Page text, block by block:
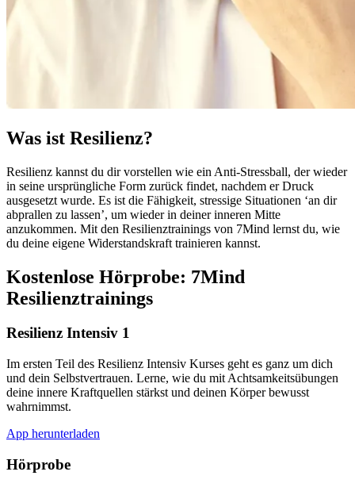
Was ist Resilienz?
Resilienz kannst du dir vorstellen wie ein Anti-Stressball, der wieder
in seine ursprüngliche Form zurück findet, nachdem er Druck
ausgesetzt wurde. Es ist die Fähigkeit, stressige Situationen ‘an dir
abprallen zu lassen’, um wieder in deiner inneren Mitte
anzukommen. Mit den Resilienztrainings von 7Mind lernst du, wie
du deine eigene Widerstandskraft trainieren kannst.
Kostenlose Hörprobe: 7Mind
Resilienztrainings
Resilienz Intensiv 1
Im ersten Teil des Resilienz Intensiv Kurses geht es ganz um dich
und dein Selbstvertrauen. Lerne, wie du mit Achtsamkeitsübungen
deine innere Kraftquellen stärkst und deinen Körper bewusst
wahrnimmst.
App herunterladen
Hörprobe